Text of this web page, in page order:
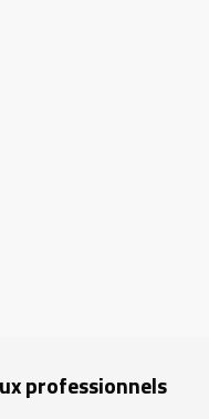
professionnels